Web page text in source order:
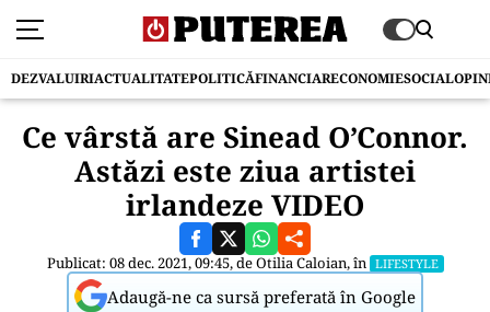
DEZVALUIRIACTUALITATEPOLITICĂFINANCIARECONOMIESOCIAL
Ce vârstă are Sinead O’Connor.
Astăzi este ziua artistei
irlandeze VIDEO
Publicat: 08 dec. 2021, 09:45, deOtilia Caloian, în LIFESTYLE
Adaugă-ne ca sursă preferată în Google